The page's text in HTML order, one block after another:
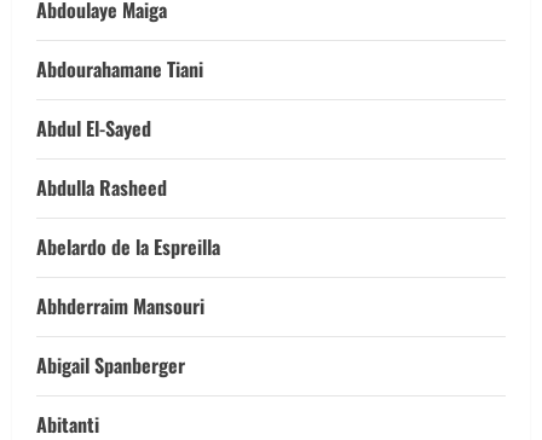
Abdoulaye Maiga
Abdourahamane Tiani
Abdul El-Sayed
Abdulla Rasheed
Abelardo de la Espreilla
Abhderraim Mansouri
Abigail Spanberger
Abitanti